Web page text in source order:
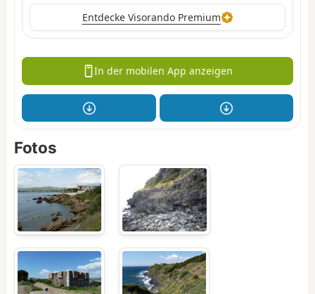
Entdecke Visorando Premium
In der mobilen App anzeigen
Fotos